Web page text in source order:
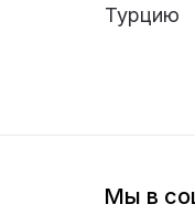
Турцию
Мы в